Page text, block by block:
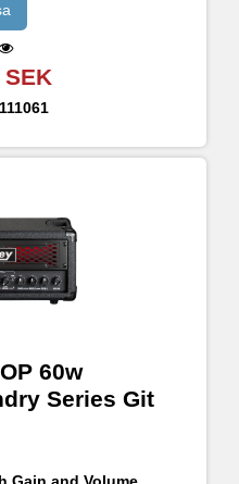
111061
60w
Series Git